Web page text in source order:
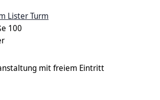
Lister Turm
100
mit freiem Eintritt